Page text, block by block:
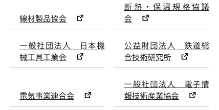
線材製品協会
断熱・保温規格協議
会
一般社団法人 日本機
械工具工業会
公益財団法人 鉄道総
合技術研究所
電気事業連合会
一般社団法人 電子情
報技術産業協会